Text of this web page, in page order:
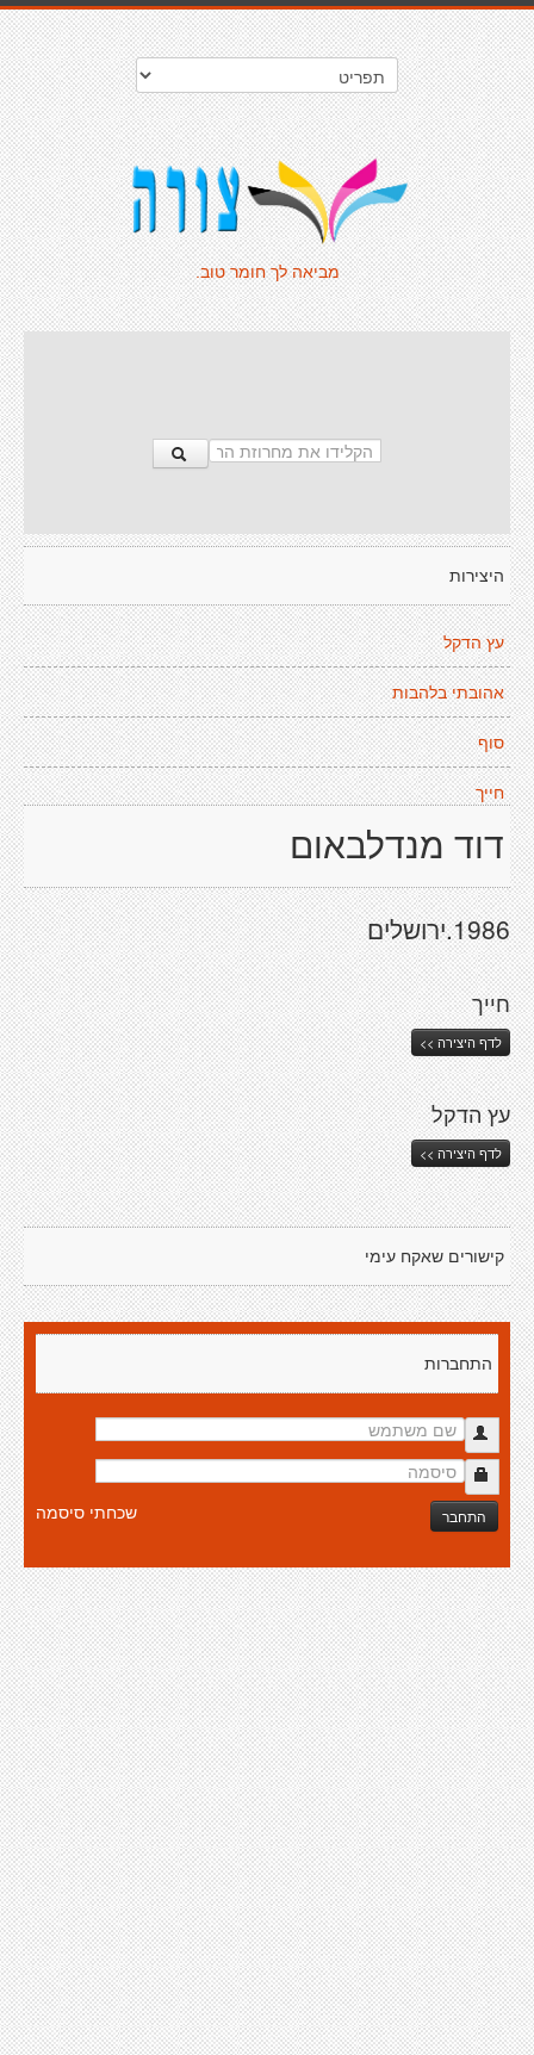
מביאה לך חומר טוב.
היצירות
עץ הדקל
אהובתי בלהבות
סוף
חייך
דוד מנדלבאום
1986.ירושלים
חייך
לדף היצירה >>
עץ הדקל
לדף היצירה >>
קישורים שאקח עימי
התחברות
התחבר שכחתי סיסמה